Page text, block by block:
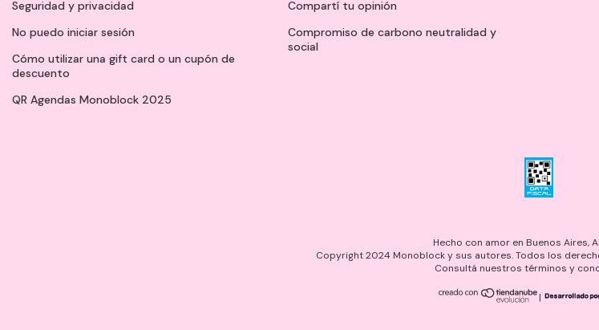
Seguridad y privacidad
No puedo iniciar sesión
Cómo utilizar una gift card o un cupón de
descuento
QR Agendas Monoblock 2025
Compartí tu opinión
Compromiso de carbono neutralidad y
social
Hecho con amor en Buenos Aires,
Copyright 2024 Monoblock y sus autores. Todos los
Consultá nuestros términos y
|